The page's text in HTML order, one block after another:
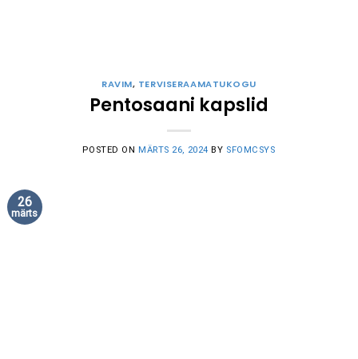
RAVIM, TERVISERAAMATUKOGU
Pentosaani kapslid
POSTED ON MÄRTS 26, 2024 BY SFOMCSYS
26
märts